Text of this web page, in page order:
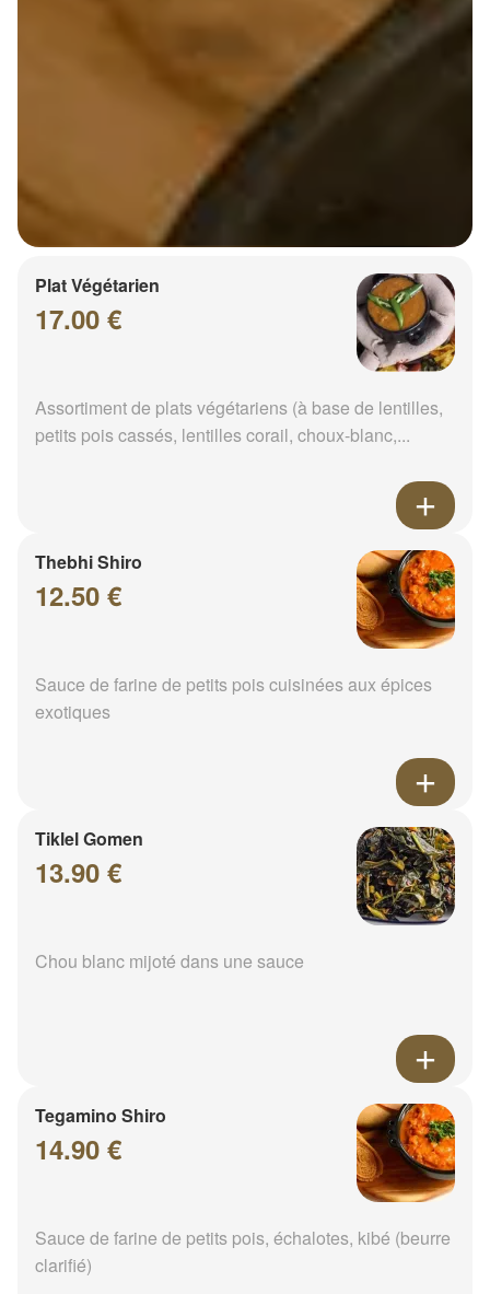
Plat Végétarien
17.00 €
Assortiment de plats végétariens (à base de lentilles,
petits pois cassés, lentilles corail, choux-blanc,...
Thebhi Shiro
12.50 €
Sauce de farine de petits pois cuisinées aux épices
exotiques
Tiklel Gomen
13.90 €
Chou blanc mijoté dans une sauce
Tegamino Shiro
14.90 €
Sauce de farine de petits pois, échalotes, kibé (beurre
clarifié)